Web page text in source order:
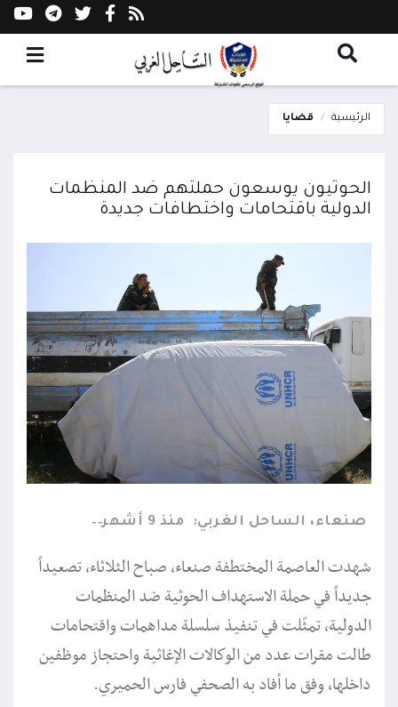
الرئيسية قضايا
الحوثيون يوسعون حملتهم ضد المنظمات
الدولية باقتحامات واختطافات جديدة
صنعاء، الساحل الغربي: منذ 9 أشهر
شهدت العاصمة المختطفة صنعاء، صباح الثلاثاء، تصعيداً
جديداً في حملة الاستهداف الحوثية ضد المنظمات
الدولية، تمثّلت في تنفيذ سلسلة مداهمات واقتحامات
طالت مقرات عدد من الوكالات الإغاثية واحتجاز موظفين
داخلها، وفق ما أفاد به الصحفي فارس الحميري.